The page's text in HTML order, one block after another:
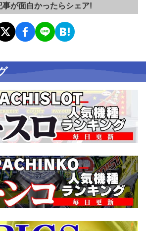
事が面白かったらシェア!